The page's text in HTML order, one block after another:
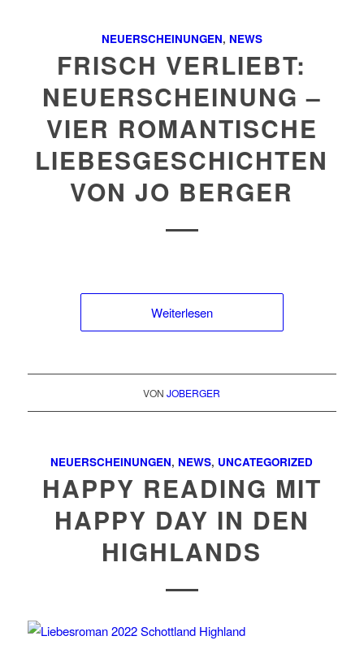
NEUERSCHEINUNGEN, NEWS
FRISCH VERLIEBT:
NEUERSCHEINUNG –
VIER ROMANTISCHE
LIEBESGESCHICHTEN
VON JO BERGER
Weiterlesen
VONJOBERGER
NEUERSCHEINUNGEN, NEWS, UNCATEGORIZED
HAPPY READING MIT
HAPPY DAY IN DEN
HIGHLANDS